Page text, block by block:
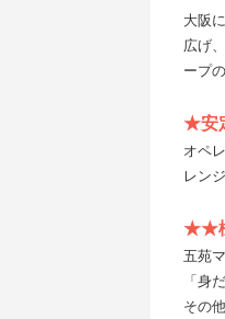
大阪
広げ
ープ
★安
オペ
レン
★★
五苑
「身
その